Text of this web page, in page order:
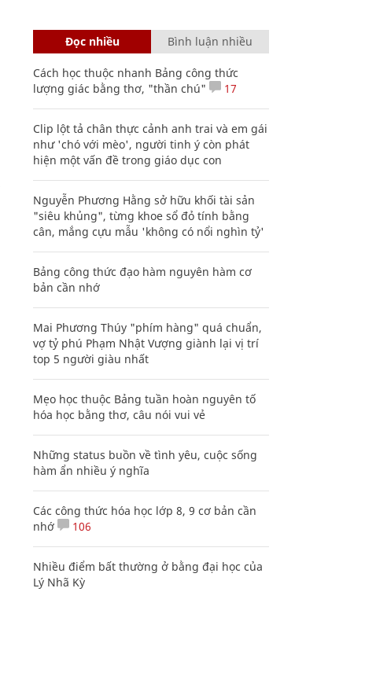
Đọc nhiều Bình luận nhiều
Cách học thuộc nhanh Bảng công thức
lượng giác bằng thơ, "thần chú"
17
Clip lột tả chân thực cảnh anh trai và em gái
như 'chó với mèo', người tinh ý còn phát
hiện một vấn đề trong giáo dục con
Nguyễn Phương Hằng sở hữu khối tài sản
"siêu khủng", từng khoe sổ đỏ tính bằng
cân, mắng cựu mẫu 'không có nổi nghìn tỷ'
Bảng công thức đạo hàm nguyên hàm cơ
bản cần nhớ
Mai Phương Thúy "phím hàng" quá chuẩn,
vợ tỷ phú Phạm Nhật Vượng giành lại vị trí
top 5 người giàu nhất
Mẹo học thuộc Bảng tuần hoàn nguyên tố
hóa học bằng thơ, câu nói vui vẻ
Những status buồn về tình yêu, cuộc sống
hàm ẩn nhiều ý nghĩa
Các công thức hóa học lớp 8, 9 cơ bản cần
nhớ
106
Nhiều điểm bất thường ở bằng đại học của
Lý Nhã Kỳ